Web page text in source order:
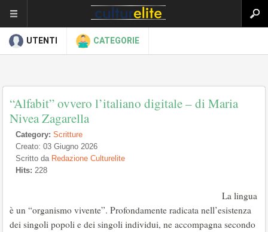
UTENTI CATEGORIE
“Alfabit” ovvero l’italiano digitale – di Maria
Nivea Zagarella
Category: Scritture
Creato: 03 Giugno 2026
Scritto da Redazione Culturelite
Hits: 228
La lingua
è un “organismo vivente”. Profondamente radicata nell’esistenza
dei singoli popoli e dei singoli individui, ne accompagna secondo